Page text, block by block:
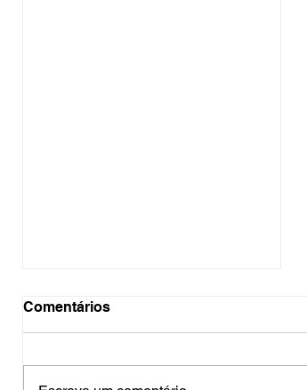
Comentários